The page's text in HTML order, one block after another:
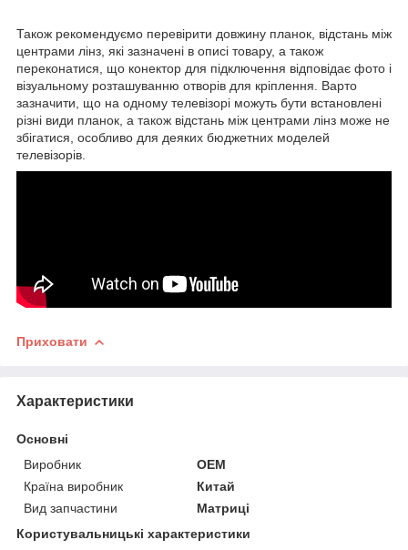
Також рекомендуємо перевірити довжину планок, відстань між
центрами лінз, які зазначені в описі товару, а також
переконатися, що конектор для підключення відповідає фото і
візуальному розташуванню отворів для кріплення. Варто
зазначити, що на одному телевізорі можуть бути встановлені
різні види планок, а також відстань між центрами лінз може не
збігатися, особливо для деяких бюджетних моделей
телевізорів.
Приховати
Характеристики
Основні
Виробник
OEM
Країна виробник
Китай
Вид запчастини
Матриці
Користувальницькі характеристики